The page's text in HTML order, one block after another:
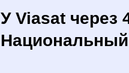
У Viasat через